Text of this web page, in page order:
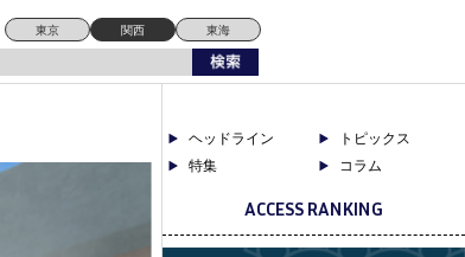
東京 関西 東海
ヘッドライン
トピックス
特集
コラム
ACCESS RANKING